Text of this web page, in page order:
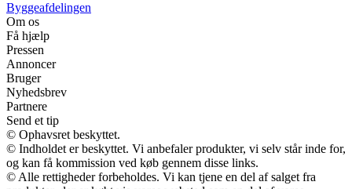
Byggeafdelingen
Om os
Få hjælp
Pressen
Annoncer
Bruger
Nyhedsbrev
Partnere
Send et tip
© Ophavsret beskyttet.
© Indholdet er beskyttet. Vi anbefaler produkter, vi selv står inde for,
og kan få kommission ved køb gennem disse links.
© Alle rettigheder forbeholdes. Vi kan tjene en del af salget fra